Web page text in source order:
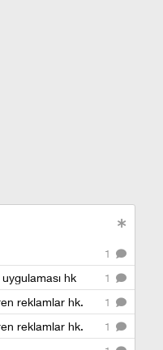
1
1
hk
1
reklamlar hk.
1
reklamlar hk.